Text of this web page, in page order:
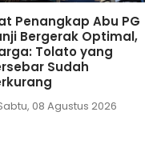
Tan Shot Yen,
PKK Situbondo
Gerakan
Stunting
07 Agustus 2026